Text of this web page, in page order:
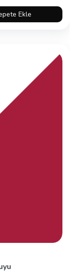
Ekle